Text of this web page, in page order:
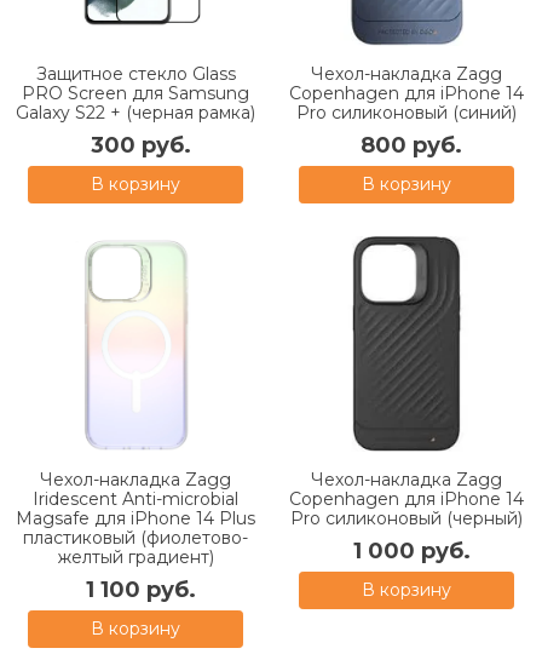
Защитное стекло Glass
PRO Screen для Samsung
Galaxy S22 + (черная рамка)
300 руб.
В корзину
Чехол-накладка Zagg
Copenhagen для iPhone 14
Pro силиконовый (синий)
800 руб.
В корзину
Чехол-накладка Zagg
Iridescent Anti-microbial
Magsafe для iPhone 14 Plus
пластиковый (фиолетово-
желтый градиент)
1 100 руб.
В корзину
Чехол-накладка Zagg
Copenhagen для iPhone 14
Pro силиконовый (черный)
1 000 руб.
В корзину